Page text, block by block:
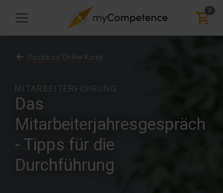
0
MITARBEITERFÜHRUNG
Das
Mitarbeiterjahresgespräch
- Tipps für die
Durchführung
Zurück zu 'Online-Kurse'